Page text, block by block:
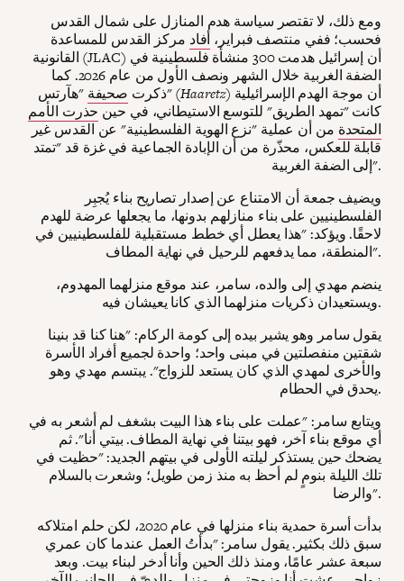
ومع ذلك، لا تقتصر سياسة هدم المنازل على شمال القدس
فحسب؛ ففي منتصف فبراير، أفاد مركز القدس للمساعدة
القانونية (JLAC) أن إسرائيل هدمت 300 منشأة فلسطينية في
الضفة الغربية خلال الشهر ونصف الأول من عام 2026. كما
ذكرت صحيفة "هآرتس" (Haaretz)
كانت "تمهد الطريق" للتوسع الاستيطاني، في حين حذرت الأمم
المتحدة من أن عملية "نزع الهوية الفلسطينية" عن القدس غير
قابلة للعكس، محذّرة من أن الإبادة الجماعية في غزة قد "تمتد
إلى الضفة الغربية".
ويضيف جمعة أن الامتناع عن إصدار تصاريح بناء يُجبِر
الفلسطينيين على بناء منازلهم بدونها، ما يجعلها عرضة للهدم
لاحقًا. ويؤكد: "هذا يعطل أي خطط مستقبلية للفلسطينيين في
المنطقة، مما يدفعهم للرحيل في نهاية المطاف".
ينضم مهدي إلى والده، سامر، عند موقع منزلهما المهدوم،
ويستعيدان ذكريات منزلهما الذي كانا يعيشان فيه.
يقول سامر وهو يشير بيده إلى كومة الركام: "هنا كنا قد بنينا
شقتين منفصلتين في مبنى واحد؛ واحدة لجميع أفراد الأسرة
والأخرى لمهدي الذي كان يستعد للزواج". يبتسم مهدي وهو
يحدق في الحطام.
ويتابع سامر: "عملت على بناء هذا البيت بشغف لم أشعر به في
أي موقع بناء آخر، فهو بيتنا في نهاية المطاف. بيتي أنا". ثم
يضحك حين يستذكر ليلته الأولى في بيتهم الجديد: "حظيت في
تلك الليلة بنومٍ لم أحظ به منذ زمن طويل؛ وشعرت بالسلام
والرضا".
بدأت أسرة حمدية بناء منزلها في عام 2020، لكن حلم امتلاكه
سبق ذلك بكثير. يقول سامر: "بدأتُ العمل عندما كان عمري
سبعة عشر عامًا، ومنذ ذلك الحين وأنا أدخر لبناء بيت. وبعد